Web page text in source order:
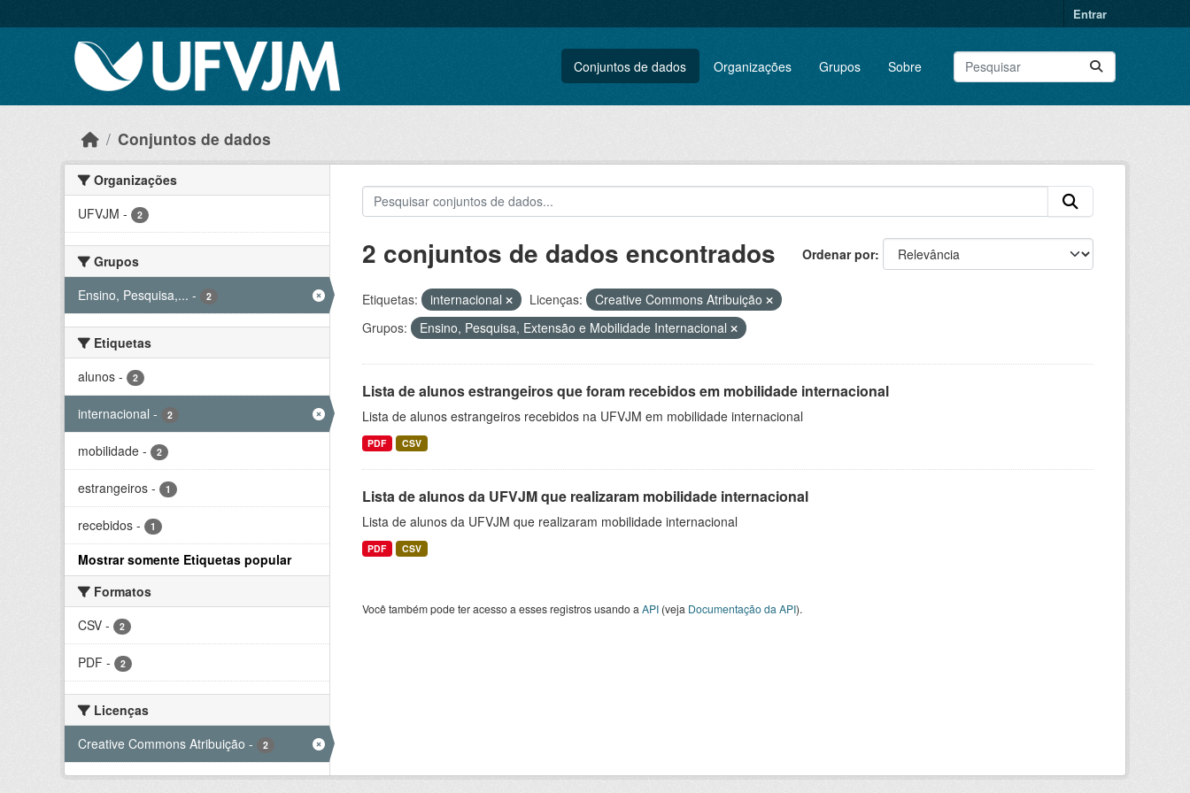
Entrar
Conjuntos de dados Organizações Grupos Sobre
Conjuntos de dados
Organizações
UFVJM - 2
Grupos
Ensino, Pesquisa,... - 2
Etiquetas
alunos - 2
internacional - 2
mobilidade - 2
estrangeiros - 1
recebidos - 1
Mostrar somente Etiquetas popular
Formatos
CSV - 2
PDF - 2
Licenças
Creative Commons Atribuição - 2
Ordenar por
2 conjuntos de dados encontrados
Etiquetas: internacional Licenças:
Creative Commons Atribuição
Grupos:
Ensino, Pesquisa, Extensão e Mobilidade Internacional
Lista de alunos estrangeiros que foram recebidos em mobilidade internacional
Lista de alunos estrangeiros recebidos na UFVJM em mobilidade internacional
PDF CSV
Lista de alunos da UFVJM que realizaram mobilidade internacional
Lista de alunos da UFVJM que realizaram mobilidade internacional
PDF CSV
Você também pode ter acesso a esses registros usando a API(veja Documentação da API).